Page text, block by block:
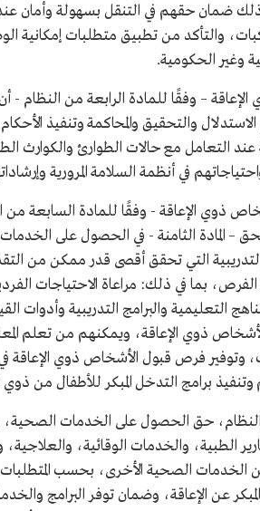
ذلك ضمان حقهم في التنقل بسهولة وأمان
والتأكد من تطبيق متطلبات إمكانية
وغير الحكومية.
– وفقًا للمادة الرابعة من النظام -
والتحقيق والمحاكمة وتنفيذ
التعامل مع حالات الطوارئ والكوارث
في أنظمة السلامة المرورية
ذوي الإعاقة - وفقًا للمادة السابعة من
– المادة الثامنة - في الحصول على الخدمات
التي تحقق أقصى قدر ممكن من
بما في ذلك: مراعاة الاحتياجات
التعليمية والبرامج التدريبية
ذوي الإعاقة، ويمكنهم من تعلم
وتوفير فرص قبول الأشخاص ذوي الإعاقة
برامج التدخل المبكر للأطفال من ذوي
النظام، حق الحصول على الخدمات
الطبية، والخدمات الوقائية، والعلاجية،
من الخدمات الصحية الأخرى، بحسب
عن الإعاقة، وضمان توفر البرامج